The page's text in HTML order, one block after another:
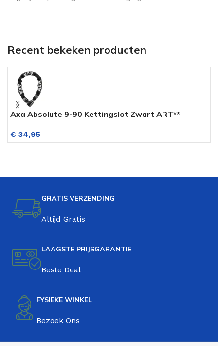
Recent bekeken producten
Axa Absolute 9-90 Kettingslot Zwart ART**
€ 34,95
GRATIS VERZENDING
Altijd Gratis
LAAGSTE PRIJSGARANTIE
Beste Deal
FYSIEKE WINKEL
Bezoek Ons